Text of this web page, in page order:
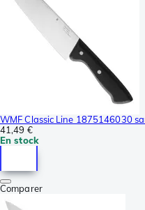
WMF Classic Line 1875146030
41,49 €
En stock
Comparer